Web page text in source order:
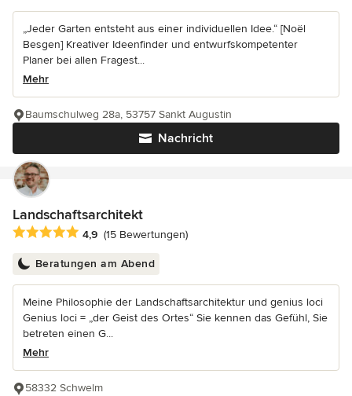
„Jeder Garten entsteht aus einer individuellen Idee.“ [Noël
Besgen] Kreativer Ideenfinder und entwurfskompetenter
Planer bei allen Fragest...
Mehr
Nachricht
Baumschulweg 28a, 53757 Sankt Augustin
Landschaftsarchitekt
Durchschnittliche Bewertung: 4.9 von 5 Sternen
4,9 (15 Bewertungen)
Beratungen am Abend
Meine Philosophie der Landschaftsarchitektur und genius loci
Genius loci = „der Geist des Ortes“ Sie kennen das Gefühl, Sie
betreten einen G...
Mehr
58332 Schwelm